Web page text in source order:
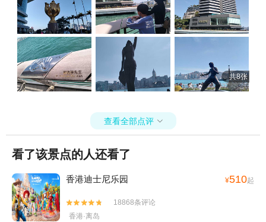
共8张
查看全部点评 
看了该景点的人还看了
香港迪士尼乐园 ¥510起


18868条评论
香港·离岛